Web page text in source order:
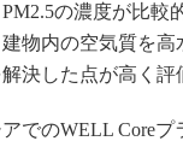
の濃度が比較
物内の空気質を
決した点が高く評
でのWELL Coreプ